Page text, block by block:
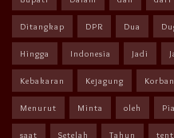
Ditangkap DPR Dua
Hingga Indonesia Jadi
Kebakaran Kejagung Korban
Menurut Minta oleh
saat Setelah Tahun